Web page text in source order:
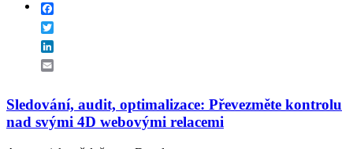
Sledování, audit, optimalizace: Převezměte kontrolu
nad svými 4D webovými relacemi